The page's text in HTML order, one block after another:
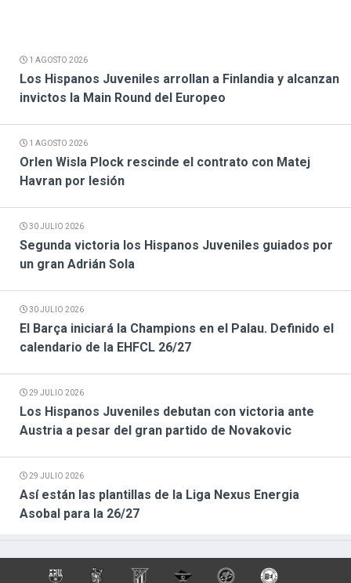
1 AGOSTO 2026
Los Hispanos Juveniles arrollan a Finlandia y alcanzan
invictos la Main Round del Europeo
1 AGOSTO 2026
Orlen Wisla Plock rescinde el contrato con Matej
Havran por lesión
30 JULIO 2026
Segunda victoria los Hispanos Juveniles guiados por
un gran Adrián Sola
30 JULIO 2026
El Barça iniciará la Champions en el Palau. Definido el
calendario de la EHFCL 26/27
29 JULIO 2026
Los Hispanos Juveniles debutan con victoria ante
Austria a pesar del gran partido de Novakovic
29 JULIO 2026
Así están las plantillas de la Liga Nexus Energia
Asobal para la 26/27